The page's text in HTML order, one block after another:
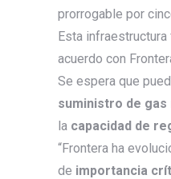
prorrogable por
Esta infraestructura
acuerdo con
Se espera que
suministro de gas
la capacidad de
“Frontera ha
de importancia